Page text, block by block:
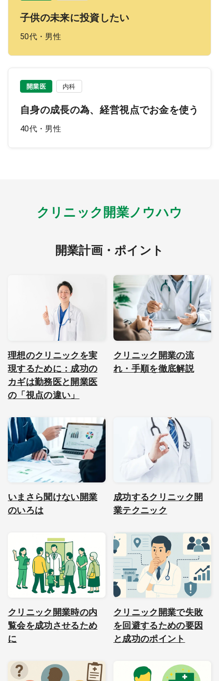
子供の未来に投資したい
50代・男性
開業医 内科
自身の成長の為、経営視点でお金を使う
40代・男性
クリニック開業ノウハウ
開業計画・ポイント
理想のクリニックを実
現するために：成功の
カギは勤務医と開業医
の「視点の違い」
クリニック開業の流
れ・手順を徹底解説
いまさら聞けない開業
のいろは
成功するクリニック開
業テクニック
クリニック開業時の内
覧会を成功させるため
に
クリニック開業で失敗
を回避するための要因
と成功のポイント